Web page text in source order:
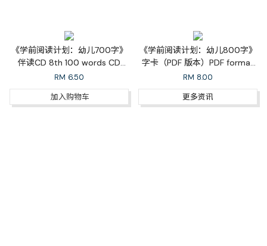
《学前阅读计划：幼儿700字》
伴读CD 8th 100 words CD
Pronunciation
RM 6.50
加入购物车
《学前阅读计划：幼儿800字》
字卡（PDF 版本）PDF format
for 8th 100 Words Flash
Cards
RM 8.00
更多资讯